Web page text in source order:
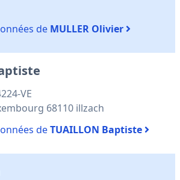
de MULLER Olivier
VE
68110 illzach
deTUAILLON Baptiste